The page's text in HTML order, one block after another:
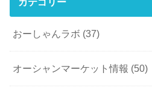
おーしゃんラボ (37)
オーシャンマーケット情報 (50)